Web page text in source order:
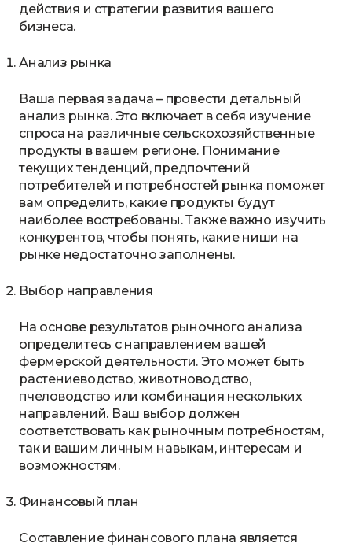
действия и стратегии развития вашего
бизнеса.
Анализ рынка
Ваша первая задача – провести детальный
анализ рынка. Это включает в себя изучение
спроса на различные сельскохозяйственные
продукты в вашем регионе. Понимание
текущих тенденций, предпочтений
потребителей и потребностей рынка поможет
вам определить, какие продукты будут
наиболее востребованы. Также важно изучить
конкурентов, чтобы понять, какие ниши на
рынке недостаточно заполнены.
Выбор направления
На основе результатов рыночного анализа
определитесь с направлением вашей
фермерской деятельности. Это может быть
растениеводство, животноводство,
пчеловодство или комбинация нескольких
направлений. Ваш выбор должен
соответствовать как рыночным потребностям,
так и вашим личным навыкам, интересам и
возможностям.
Финансовый план
Составление финансового плана является